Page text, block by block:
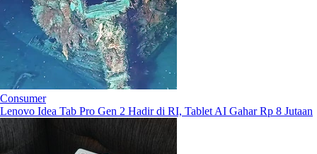
Consumer
Lenovo Idea Tab Pro Gen 2 Hadir di RI, Tablet AI Gahar Rp 8 Jutaan